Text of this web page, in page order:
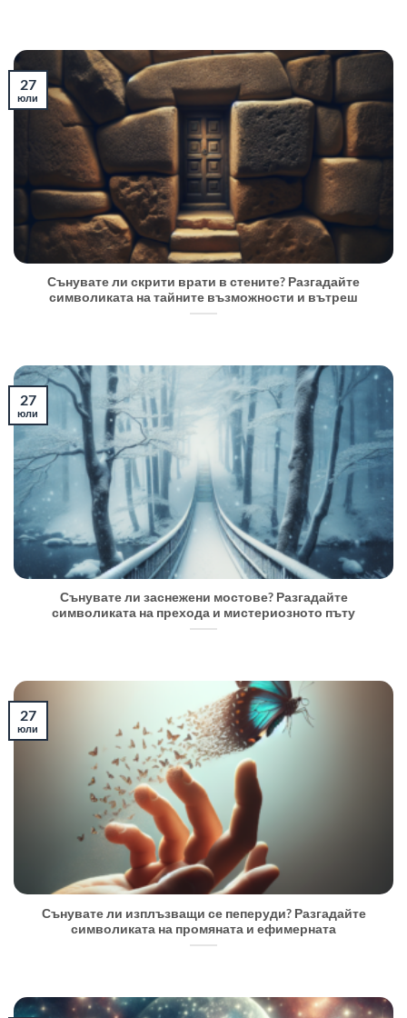
Сънувате ли скрити врати в стените? Разгадайте
символиката на тайните възможности и вътреш
27
юли
Сънувате ли заснежени мостове? Разгадайте
символиката на прехода и мистериозното пъту
27
юли
Сънувате ли изплъзващи се пеперуди? Разгадайте
символиката на промяната и ефимерната
27
юли